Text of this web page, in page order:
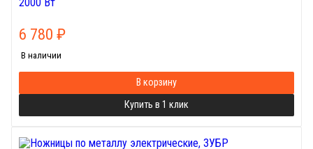
6 780 ₽
В наличии
В корзину
Купить в 1 клик